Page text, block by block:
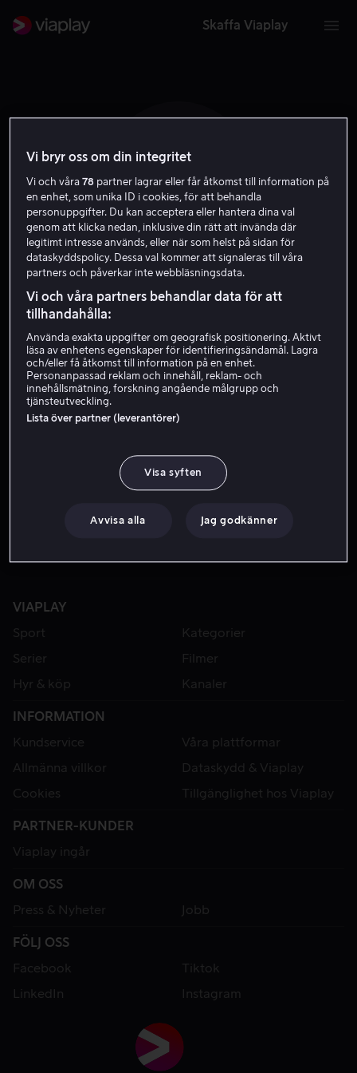
Skaffa Viaplay
H B P
Henry B.J. Phiri
VIAPLAY
Sport
Kategorier
Serier
Filmer
Hyr & köp
Kanaler
INFORMATION
Kundservice
Våra plattformar
Allmänna villkor
Dataskydd & Viaplay
Cookies
Tillgänglighet hos Viaplay
PARTNER-KUNDER
Viaplay ingår
OM OSS
Press & Nyheter
Jobb
FÖLJ OSS
Facebook
Tiktok
LinkedIn
Instagram
Vi bryr oss om din integritet
Vi och våra78 partner lagrar eller får åtkomst till information på
en enhet, som unika ID i cookies, för att behandla
personuppgifter. Du kan acceptera eller hantera dina val
genom att klicka nedan, inklusive din rätt att invända där
legitimt intresse används, eller när som helst på sidan för
dataskyddspolicy. Dessa val kommer att signaleras till våra
partners och påverkar inte webbläsningsdata.
Vi och våra partners behandlar data för att
tillhandahålla:
Använda exakta uppgifter om geografisk positionering. Aktivt
läsa av enhetens egenskaper för identifieringsändamål. Lagra
och/eller få åtkomst till information på en enhet.
Personanpassad reklam och innehåll, reklam- och
innehållsmätning, forskning angående målgrupp och
tjänsteutveckling.
Lista över partner (leverantörer)
Visa syften
Avvisa alla Jag godkänner